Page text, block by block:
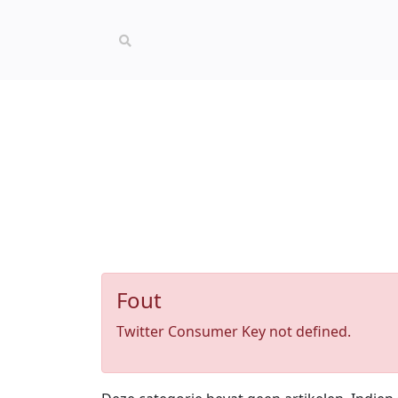
Fout
Twitter Consumer Key not defined.